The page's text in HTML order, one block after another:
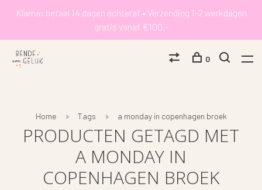
Klarna: betaal 14 dagen achteraf • Verzending 1-2 werkdagen
gratis vanaf €100,-
0
Home Tags a monday in copenhagen broek
PRODUCTEN GETAGD MET
A MONDAY IN
COPENHAGEN BROEK